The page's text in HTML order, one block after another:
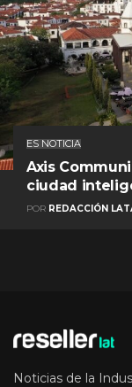
ES NOTICIA
Axis
ciudad
POR REDACCIÓN
Noticias de la